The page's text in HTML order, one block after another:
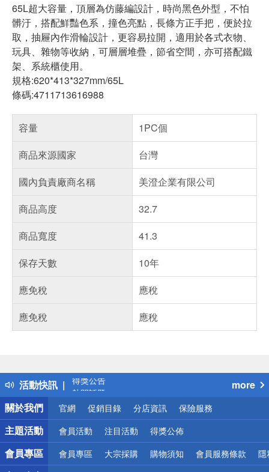
65L超大容量，頂層為仿藤編設計，時尚黑色外型，不怕
髒汙，搭配鮮豔色系，撞色亮點，長條方正手把，便於拉
取，抽屜內作滑輪設計，更容易拉開，適用於各式衣物、
玩具、雜物等收納，可層層堆疊，節省空間，亦可搭配鐵
架、系統櫃使用。
規格:620*413*327mm/65L
條碼:4711713616988
容量
1PC個
商品來源國家
台灣
國內負責廠商名稱
美澄企業有限公司
商品高度
32.7
商品寬度
41.3
保存天數
10年
應免稅
應稅
應免稅
應稅
活動快訊
得獎公告
熱門話題
銀行優惠
偏遠地區配送
詐騙網頁！請小心！
more
關於我們
官網 促銷目錄 分店資訊 保險服務
主題活動 會員活動 注目活動 得獎公佈
會員專區 會員專區 大宗採購 購物須知 會員服務條款 隱